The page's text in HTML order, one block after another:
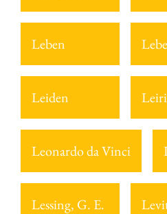
Leben
Leiden
Leonardo da Vinci
Lessing, G. E.